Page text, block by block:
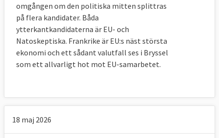
omgången om den politiska mitten splittras
på flera kandidater. Båda
ytterkantkandidaterna är EU- och
Natoskeptiska. Frankrike är EU:s näst största
ekonomi och ett sådant valutfall ses i Bryssel
som ett allvarligt hot mot EU-samarbetet.
18 maj 2026